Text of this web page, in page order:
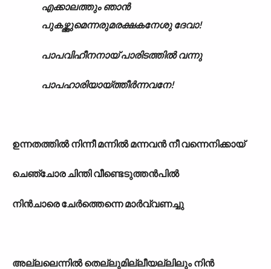
എക്കാലത്തും ഞാൻ
പുകഴ്ത്തുമെന്നരുമരക്ഷകനേശു ദേവാ!
പാപവിഹീനനായ് പാരിടത്തിൽ വന്നു
പാപഹാരിയായ്ത്തീർന്നവനേ!
ഉന്നതത്തിൽ നിന്നീ മന്നിൽ മന്നവൻ നീ വന്നെനിക്കായ്
ചെഞ്ചോര ചിന്തി വീണ്ടെടുത്തൻപിൽ
നിൻചാരെ ചേർത്തെന്നെ മാർവ്വണച്ചു
അല്ലലെന്നിൽ തെല്ലുമില്ലീയല്ലിലും നിൻ